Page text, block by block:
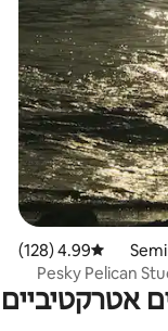
דירוג ממוצע של 4.99 מתוך 5, 128 ביקורות
4.99 (128)
Pesky Pelican
אטרקטיביים